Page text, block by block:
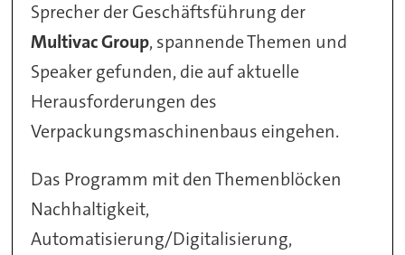
Sprecher der Geschäftsführung der
Multivac Group, spannende Themen und
Speaker gefunden, die auf aktuelle
Herausforderungen des
Verpackungsmaschinenbaus eingehen.
Das Programm mit den Themenblöcken
Nachhaltigkeit,
Automatisierung/Digitalisierung,